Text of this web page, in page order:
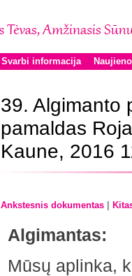
Svarbi informacija
39. Algimanto
pamaldas
Kaune, 2016
Ankstesnis dokumentas |
Algimantas:
Mūsų aplinka,